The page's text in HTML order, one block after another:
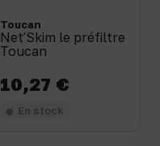
Toucan
Net'Skim le préfiltre
Toucan
Prix
10,27 €
En stock